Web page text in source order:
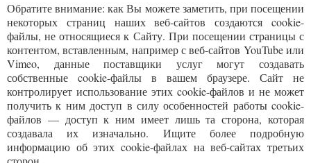
Обратите внимание: как Вы можете заметить, при посещении
некоторых страниц наших веб-сайтов создаются cookie-
файлы, не относящиеся к Сайту. При посещении страницы с
контентом, вставленным, например с веб-сайтов YouTube или
Vimeo, данные поставщики услуг могут создавать
собственные cookie-файлы в вашем браузере. Сайт не
контролирует использование этих cookie-файлов и не может
получить к ним доступ в силу особенностей работы cookie-
файлов — доступ к ним имеет лишь та сторона, которая
создавала их изначально. Ищите более подробную
информацию об этих cookie-файлах на веб-сайтах третьих